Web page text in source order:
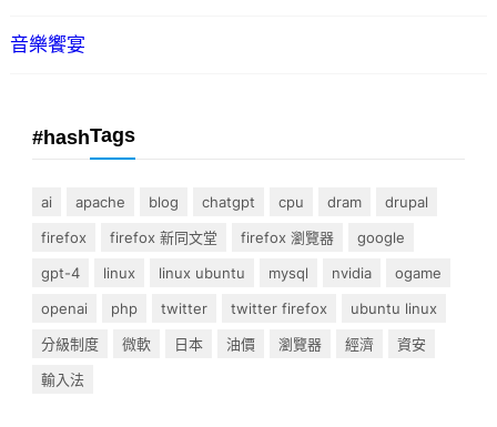
音樂饗宴
#hashTags
ai apache blog chatgpt cpu dram
drupal
firefox
firefox 新同文堂 firefox 瀏覽器
google
gpt-4
linux linux ubuntu mysql nvidia
ogame
openai
php twitter twitter firefox
ubuntu linux
分級制度
微軟 日本 油價 瀏覽器 經濟
資安
輸入法